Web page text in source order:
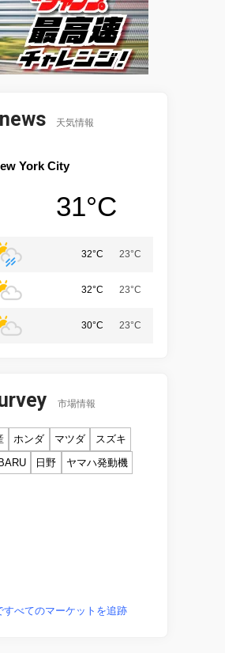
天気情報
York City
31°C
32°C 23°C
32°C 23°C
30°C 23°C
市場情報
ホンダ マツダ
スズキ
日野 ヤマハ発動機
べてのマーケットを追跡